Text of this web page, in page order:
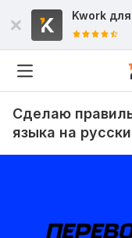
Kwork для
Сделаю
языка на